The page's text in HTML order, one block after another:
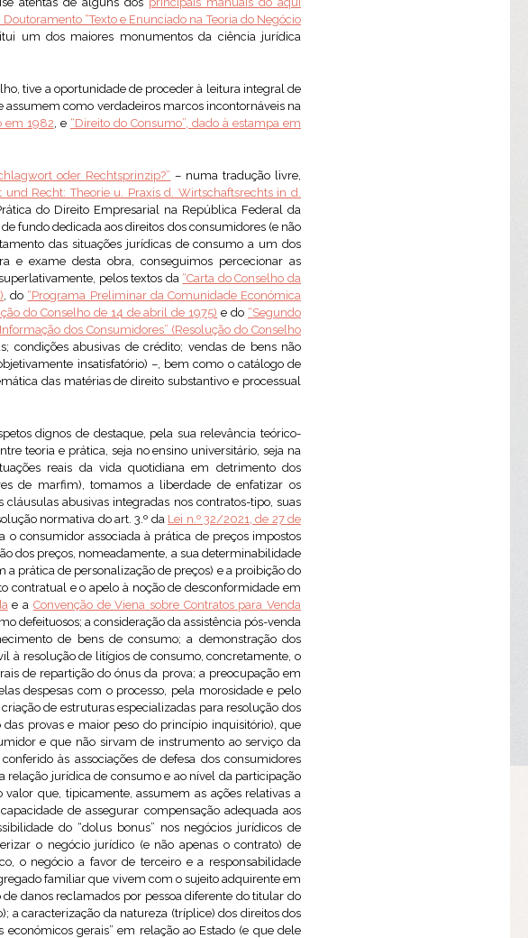
Doutoramento “Texto e Enunciado na Teoria do Negócio
um dos maiores monumentos da ciência jurídica
tive a oportunidade de proceder à leitura integral de
assumem como verdadeiros marcos incontornáveis na
em 1982, e “Direito do Consumo”, dado à estampa em
oder Rechtsprinzip?” – numa tradução livre,
und Recht: Theorie u. Praxis d. Wirtschaftsrechts in d.
do Direito Empresarial na República Federal da
fundo dedicada aos direitos dos consumidores (e não
das situações jurídicas de consumo a um dos
e exame desta obra, conseguimos percecionar as
pelos textos da “Carta do Conselho da
, do “Programa Preliminar da Comunidade Económica
do Conselho de 14 de abril de 1975) e do “Segundo
dos Consumidores” (Resolução do Conselho
condições abusivas de crédito; vendas de bens não
insatisfatório) –, bem como o catálogo de
das matérias de direito substantivo e processual
dignos de destaque, pela sua relevância teórico-
teoria e prática, seja no ensino universitário, seja na
reais da vida quotidiana em detrimento dos
de marfim), tomamos a liberdade de enfatizar os
abusivas integradas nos contratos-tipo, suas
normativa do art. 3.º da Lei n.º 32/2021, de 27 de
o consumidor associada à prática de preços impostos
dos preços, nomeadamente, a sua determinabilidade
prática de personalização de preços) e a proibição do
contratual e o apelo à noção de desconformidade em
e a Convenção de Viena sobre Contratos para Venda
defeituosos; a consideração da assistência pós-venda
de bens de consumo; a demonstração dos
à resolução de litígios de consumo, concretamente, o
de repartição do ónus da prova; a preocupação em
despesas com o processo, pela morosidade e pelo
de estruturas especializadas para resolução dos
provas e maior peso do princípio inquisitório), que
e que não sirvam de instrumento ao serviço da
às associações de defesa dos consumidores
relação jurídica de consumo e ao nível da participação
que, tipicamente, assumem as ações relativas a
de assegurar compensação adequada aos
do “dolus bonus” nos negócios jurídicos de
o negócio jurídico (e não apenas o contrato) de
o negócio a favor de terceiro e a responsabilidade
familiar que vivem com o sujeito adquirente em
danos reclamados por pessoa diferente do titular do
a caracterização da natureza (tríplice) dos direitos dos
económicos gerais” em relação ao Estado (e que dele